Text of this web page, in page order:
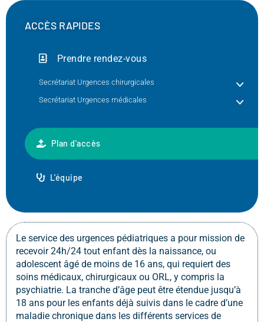
ACCÈS RAPIDES
Prendre rendez-vous
Secrétariat Urgences chirurgicales
Secrétariat Urgences médicales
Plan d'accès
L'équipe
Le service des urgences pédiatriques a pour mission de
recevoir 24h/24 tout enfant dès la naissance, ou
adolescent âgé de moins de 16 ans, qui requiert des
soins médicaux, chirurgicaux ou ORL, y compris la
psychiatrie. La tranche d’âge peut être étendue jusqu’à
18 ans pour les enfants déjà suivis dans le cadre d’une
maladie chronique dans les différents services de